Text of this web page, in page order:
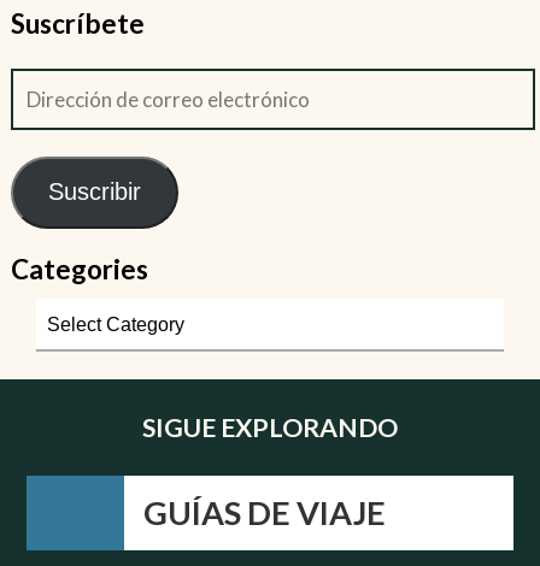
Suscríbete
Suscribir
Categories
SIGUE EXPLORANDO
GUÍAS DE VIAJE